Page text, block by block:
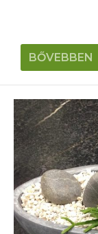
BŐVEBBEN